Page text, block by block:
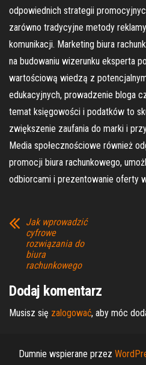
odpowiednich strategii
zarówno tradycyjne metody
komunikacji. Marketing biura
na budowaniu wizerunku eksperta
wartościową wiedzą z
edukacyjnych, prowadzenie bloga
temat księgowości i podatków to
zwiększenie zaufania do marki i
Media społecznościowe również
promocji biura rachunkowego,
odbiorcami i prezentowanie oferty
Jak wprowadzić
cyfrowe
rozwiązania do
biura
rachunkowego
Dodaj komentarz
Musisz się zalogować, aby móc
Dumnie wspierane przez